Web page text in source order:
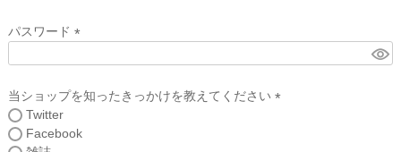
パスワード
須
当ショップを知ったきっかけを教えてください
Twitter
Facebook